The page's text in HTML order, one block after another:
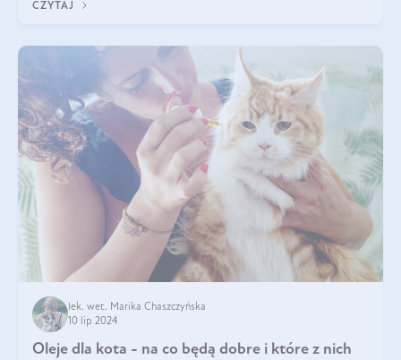
CZYTAJ
lek. wet. Marika Chaszczyńska
10 lip 2024
Oleje dla kota - na co będą dobre i które z nich